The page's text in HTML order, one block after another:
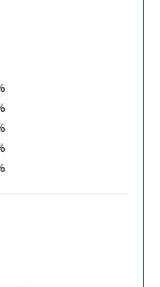
e visionarla
“preview”